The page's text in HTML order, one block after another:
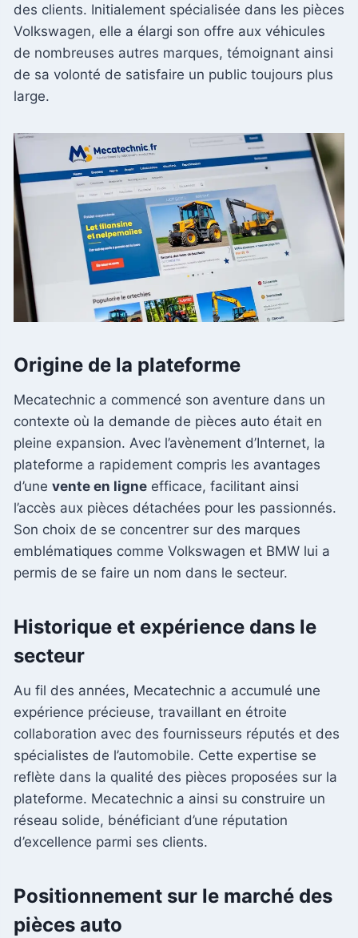
des clients. Initialement spécialisée dans les pièces
Volkswagen, elle a élargi son offre aux véhicules
de nombreuses autres marques, témoignant ainsi
de sa volonté de satisfaire un public toujours plus
large.
Origine de la plateforme
Mecatechnic a commencé son aventure dans un
contexte où la demande de pièces auto était en
pleine expansion. Avec l’avènement d’Internet, la
plateforme a rapidement compris les avantages
d’une vente en ligne efficace, facilitant ainsi
l’accès aux pièces détachées pour les passionnés.
Son choix de se concentrer sur des marques
emblématiques comme Volkswagen et BMW lui a
permis de se faire un nom dans le secteur.
Historique et expérience dans le
secteur
Au fil des années, Mecatechnic a accumulé une
expérience précieuse, travaillant en étroite
collaboration avec des fournisseurs réputés et des
spécialistes de l’automobile. Cette expertise se
reflète dans la qualité des pièces proposées sur la
plateforme. Mecatechnic a ainsi su construire un
réseau solide, bénéficiant d’une réputation
d’excellence parmi ses clients.
Positionnement sur le marché des
pièces auto